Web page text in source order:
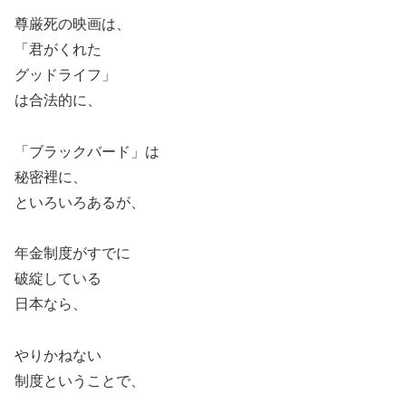
尊厳死の映画は、
「君がくれた
グッドライフ」
は合法的に、
「ブラックバード」は
秘密裡に、
といろいろあるが、
年金制度がすでに
破綻している
日本なら、
やりかねない
制度ということで、